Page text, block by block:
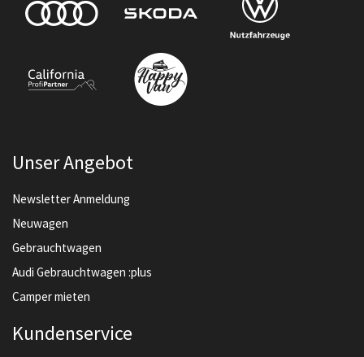
Unser Angebot
Newsletter Anmeldung
Neuwagen
Gebrauchtwagen
Audi Gebrauchtwagen :plus
Camper mieten
Kundenservice